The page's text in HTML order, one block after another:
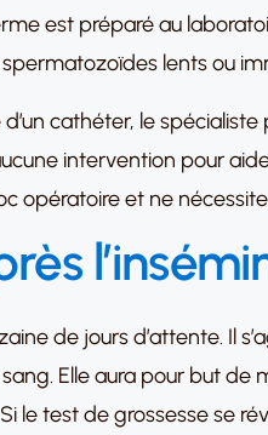
est préparé au
lents ou
cathéter, le
intervention pour
opératoire et ne nécessite
de jours d’attente. Il
Elle aura pour but
le test de grossesse se